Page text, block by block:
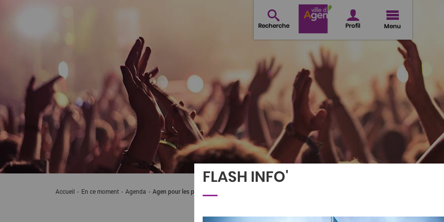
Recherche Profil Menu
Accueil En ce moment Agenda Agen pour les pitchouns
FLASH INFO'